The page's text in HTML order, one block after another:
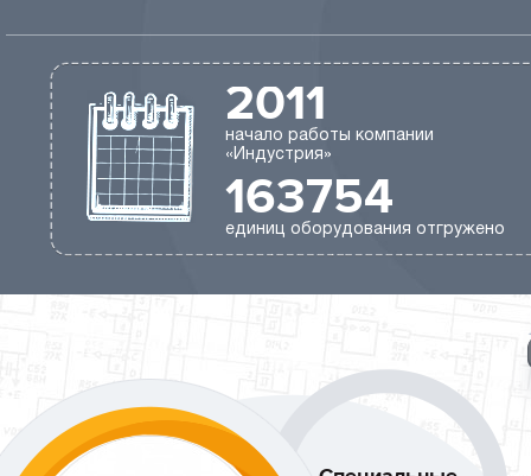
2011
начало работы компании
«Индустрия»
163754
единиц оборудования отгружено